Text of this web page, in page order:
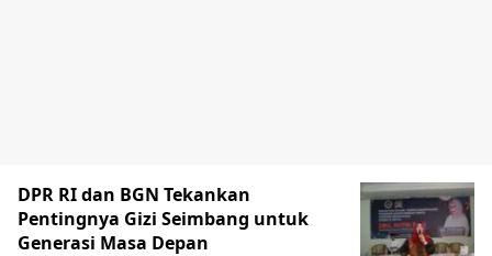
DPR RI dan BGN Tekankan
Pentingnya Gizi Seimbang untuk
Generasi Masa Depan